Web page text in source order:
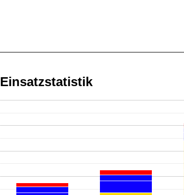
Einsatzstatistik